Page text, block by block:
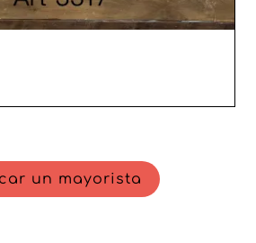
un mayorista